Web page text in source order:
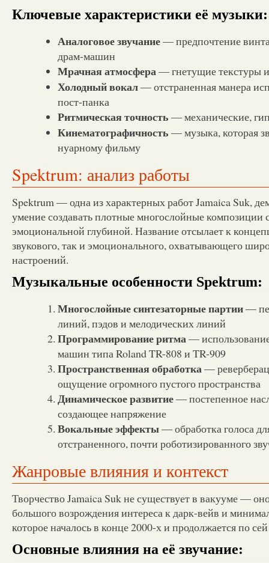
Ключевые характеристики её музыки:
Аналоговое звучание— предпочтение
драм-машин
Мрачная атмосфера— гнетущие текстуры
Холодный вокал— отстраненная манера
пост-панка
Ритмическая точность — механические,
Кинематографичность — музыка, которая
нуарному фильму
Spektrum: анализ работы
Spektrum — одна из характерных работ Jamaica Suk,
умение создавать плотные многослойные композиции
эмоциональной глубиной. Название отсылает к
звукового, так и эмоционального, охватывающего
настроений.
Музыкальные особенности Spektrum:
Многослойные синтезаторные партии—
линий, пэдов и мелодических линий
Программирование ритма—
машин типа Roland TR-808 и TR-909
Пространственная обработка—
ощущение огромного пустого пространства
Динамическое развитие— постепенное
создающее напряжение
Вокальные эффекты— обработка голоса
отстраненного, почти роботизированного
Жанровые влияния и контекст
Творчество Jamaica Suk не существует в вакууме —
большого возрождения интереса к дарк-вейв и
которое началось в конце 2000-х и продолжается по
Основные влияния на её звучание: